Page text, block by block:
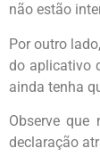
não estão
Por outro
do aplicativo
ainda tenha
Observe
declaração